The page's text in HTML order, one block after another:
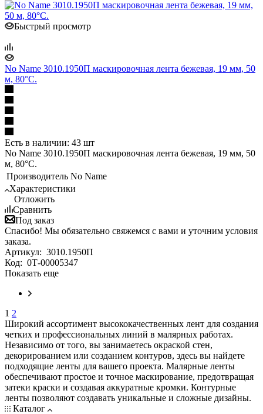
Быстрый просмотр
No Name 3010.1950П маскировочная лента бежевая, 19 мм, 50
м, 80°С.
Есть в наличии: 43 шт
No Name 3010.1950П маскировочная лента бежевая, 19 мм, 50
м, 80°С.
Производитель No Name
Характеристики
Отложить
Сравнить
Под заказ
Спасибо! Мы обязательно свяжемся с вами и уточним условия
заказа.
Артикул: 3010.1950П
Код: 0Т-00005347
Показать еще
1 2
Широкий ассортимент высококачественных лент для создания
четких и профессиональных линий в малярных работах.
Независимо от того, вы занимаетесь окраской стен,
декорированием или созданием контуров, здесь вы найдете
подходящие ленты для вашего проекта. Малярные ленты
обеспечивают простое и точное маскирование, предотвращая
затеки краски и создавая аккуратные кромки. Контурные
ленты позволяют создавать уникальные и сложные дизайны.
Каталог